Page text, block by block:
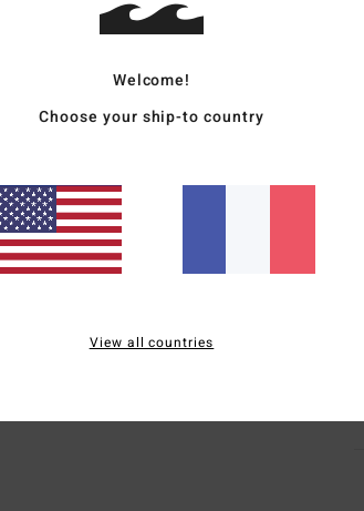
Welcome!
Choose your ship-to country
View all countries